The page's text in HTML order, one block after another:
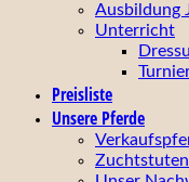
Ausbildung
Unterricht
Preisliste
Unsere Pferde
Zuchtstuten